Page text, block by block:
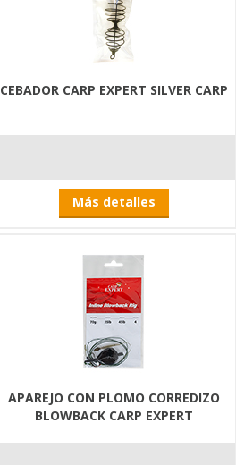
CEBADOR CARP EXPERT SILVER CARP
Más detalles
APAREJO CON PLOMO CORREDIZO
BLOWBACK CARP EXPERT